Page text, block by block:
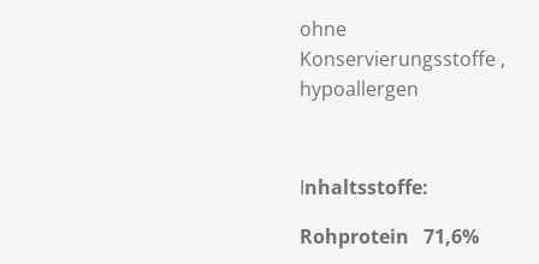
ohne
Konservierungsstoffe ,
hypoallergen
Inhaltsstoffe:
Rohprotein 71,6%